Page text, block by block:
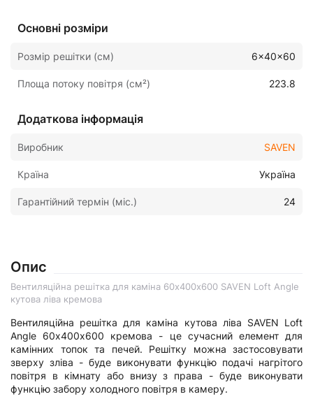
Основні розміри
Розмір решітки (см) 6x40x60
Площа потоку повітря (см²) 223.8
Додаткова інформація
Виробник SAVEN
Країна Україна
Гарантійний термін (міс.) 24
Опис
Вентиляційна решітка для каміна 60х400х600 SAVEN Loft Angle
кутова ліва кремова
Вентиляційна решітка для каміна кутова ліва SAVEN Loft
Angle 60х400х600 кремова - це сучасний елемент для
камінних топок та печей. Решітку можна застосовувати
зверху зліва - буде виконувати функцію подачі нагрітого
повітря в кімнату або внизу з права - буде виконувати
функцію забору холодного повітря в камеру.